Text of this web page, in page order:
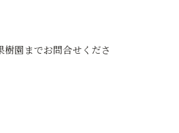
園までお問合せくださ